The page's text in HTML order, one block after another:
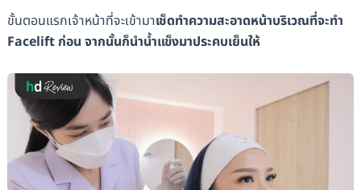
ขั้นตอนแรกเจ้าหน้าที่จะเข้ามาเช็ดทำความสะอาดหน้าบริเวณที่จะทำ
Facelift ก่อน จากนั้นก็นำน้ำแข็งมาประคบเย็นให้